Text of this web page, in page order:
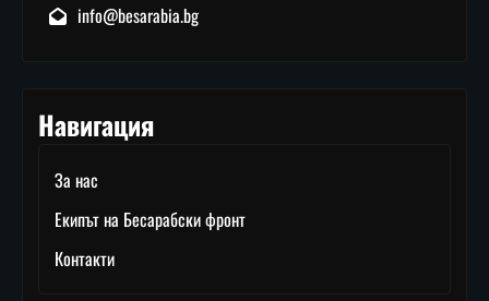
info@besarabia.bg
Навигация
За нас
Екипът на Бесарабски фронт
Контакти